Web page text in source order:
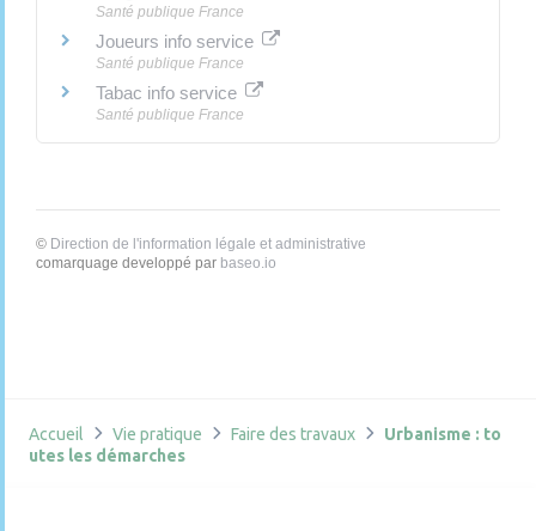
Santé publique France
Joueurs info service
Santé publique France
Tabac info service
Santé publique France
© Direction de l'information légale et administrative
comarquage developpé par baseo.io
Accueil Vie pratique Faire des travaux
Urbanisme : to
utes les démarches